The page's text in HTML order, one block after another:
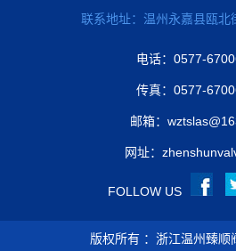
联系地址：温州永嘉县瓯北
电话：0577-
传真：0577-
邮箱：
网址：
FOLLOW US
版权所有 ：浙江温州臻顺